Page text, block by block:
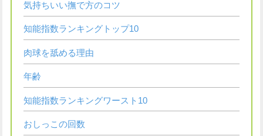
気持ちいい撫で方のコツ
知能指数ランキングトップ10
肉球を舐める理由
年齢
知能指数ランキングワースト10
おしっこの回数